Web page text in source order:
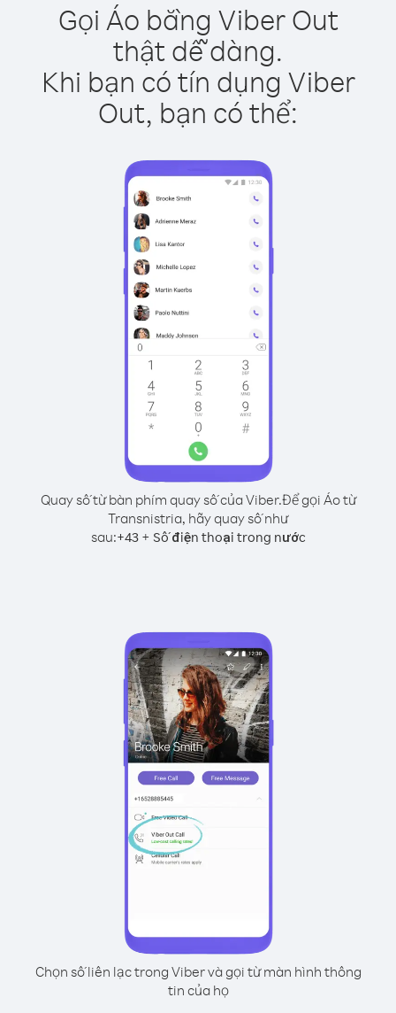
Gọi Áo bằng Viber Out
thật dễ dàng.
Khi bạn có tín dụng Viber
Out, bạn có thể:
Quay số từ bàn phím quay số của Viber.Để gọi Áo từ
Transnistria, hãy quay số như
sau:+43+ Số điện thoại trong nước
Chọn số liên lạc trong Viber và gọi từ màn hình thông
tin của họ